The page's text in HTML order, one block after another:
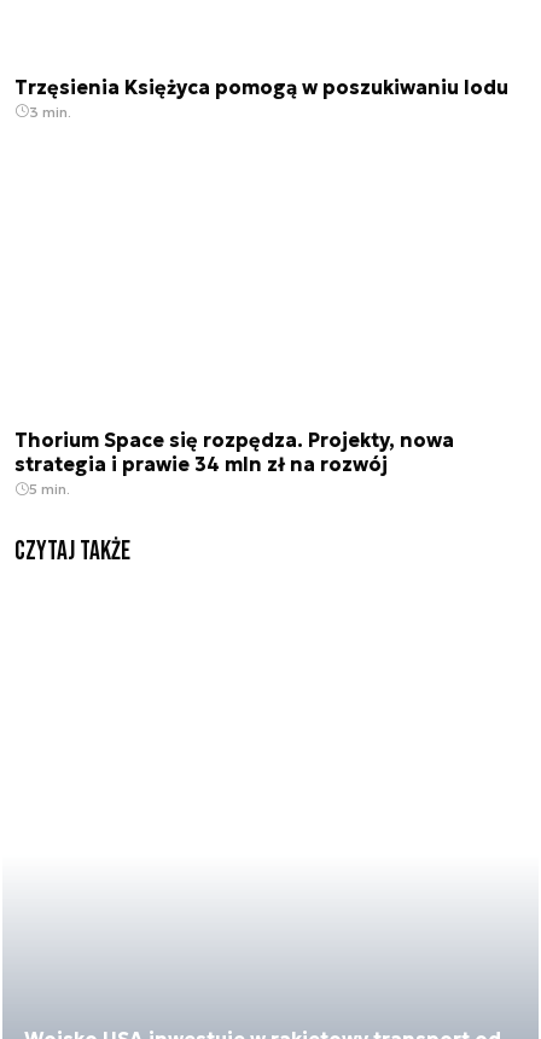
Trzęsienia Księżyca pomogą w poszukiwaniu lodu
3 min.
Thorium Space się rozpędza. Projekty, nowa
strategia i prawie 34 mln zł na rozwój
5 min.
Czytaj także